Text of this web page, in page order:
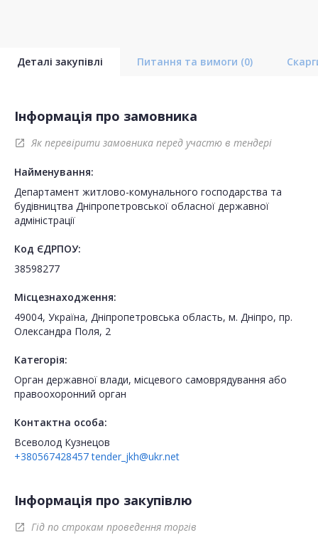
Деталі закупівлі Питання та вимоги (0)
Інформація про замовника
open_in_new Як перевірити замовника перед участю в тендері
Найменування:
Департамент житлово-комунального господарства та
будівництва Дніпропетровської обласної державної
адміністрації
Код ЄДРПОУ:
38598277
Місцезнаходження:
49004, Україна, Дніпропетровська область, м. Дніпро, пр.
Олександра Поля, 2
Категорія:
Орган державної влади, місцевого самоврядування або
правоохоронний орган
Контактна особа:
Всеволод Кузнецов
+380567428457 tender_jkh@ukr.net
Інформація про закупівлю
open_in_new Гід по строкам проведення торгів